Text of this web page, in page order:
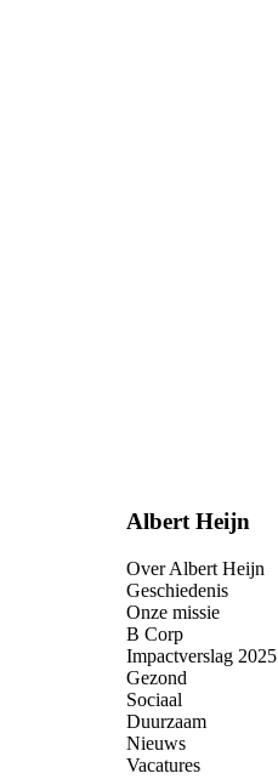
Albert Heijn
Over Albert Heijn
Geschiedenis
Onze missie
B Corp
Impactverslag 2025
Gezond
Sociaal
Duurzaam
Nieuws
Vacatures